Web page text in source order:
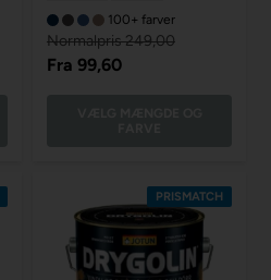
100+ farver
Normalpris 249,00
Fra 99,60
PRISMATCH